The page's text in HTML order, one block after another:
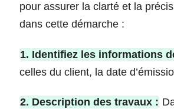
pour assurer la clarté et la
dans cette démarche :
1. Identifiez les informations
celles du client, la date
2. Description des travaux :